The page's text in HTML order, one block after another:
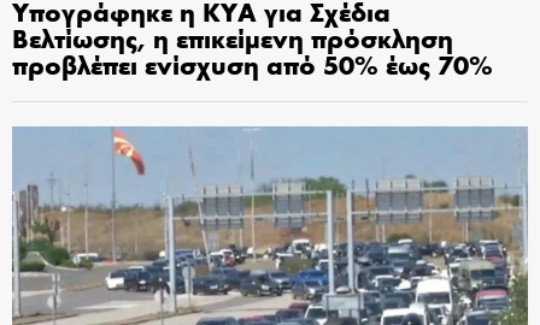
Υπογράφηκε η ΚΥΑ για Σχέδια
Βελτίωσης, η επικείμενη πρόσκληση
προβλέπει ενίσχυση από 50% έως 70%